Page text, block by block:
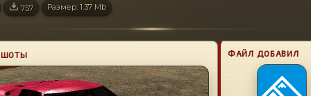
757 Размер: 1.37 Mb
ФАЙЛ ДОБАВИЛ